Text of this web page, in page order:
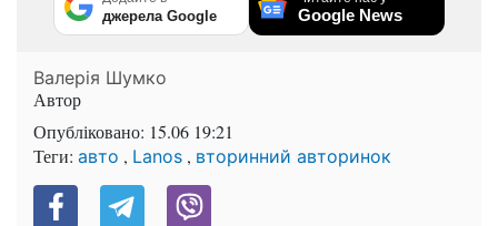
джерела Google Google News
Валерія Шумко
Автор
Опубліковано: 15.06 19:21
Теги: авто , Lanos , вторинний авторинок